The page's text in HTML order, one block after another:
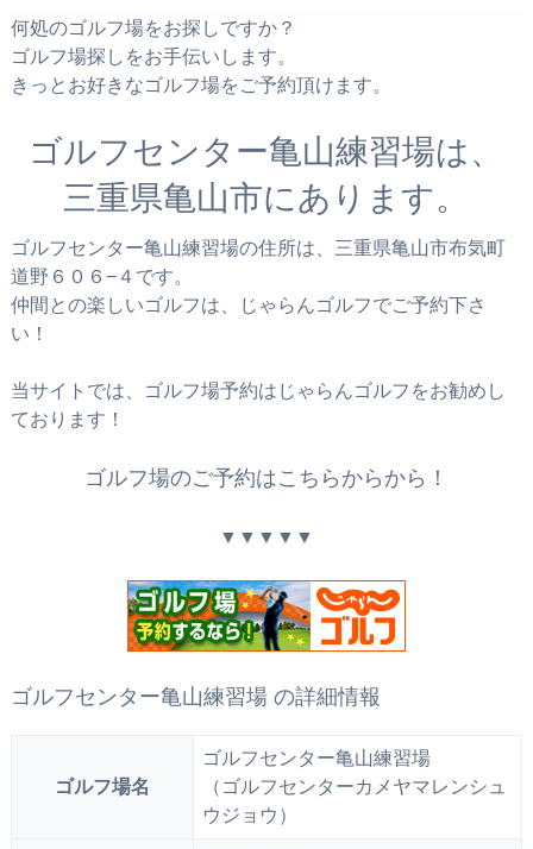
何処のゴルフ場をお探しですか？
ゴルフ場探しをお手伝いします。
きっとお好きなゴルフ場をご予約頂けます。
ゴルフセンター亀山練習場は、
三重県亀山市にあります。
ゴルフセンター亀山練習場の住所は、三重県亀山市布気町
道野６０６−４です。
仲間との楽しいゴルフは、じゃらんゴルフでご予約下さ
い！
当サイトでは、ゴルフ場予約はじゃらんゴルフをお勧めし
ております！
ゴルフ場のご予約はこちらからから！
▼▼▼▼▼
ゴルフセンター亀山練習場 の詳細情報
ゴルフ場名
ゴルフセンター亀山練習場
（ゴルフセンターカメヤマレンシュ
ウジョウ）